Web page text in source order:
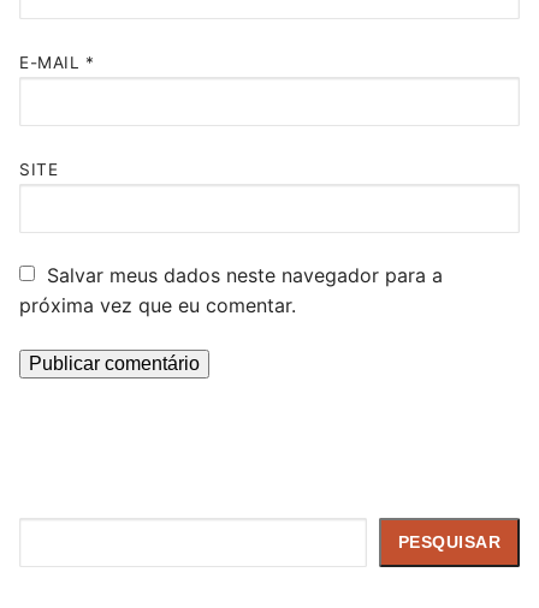
E-MAIL *
SITE
Salvar meus dados neste navegador para a
próxima vez que eu comentar.
PESQUISAR